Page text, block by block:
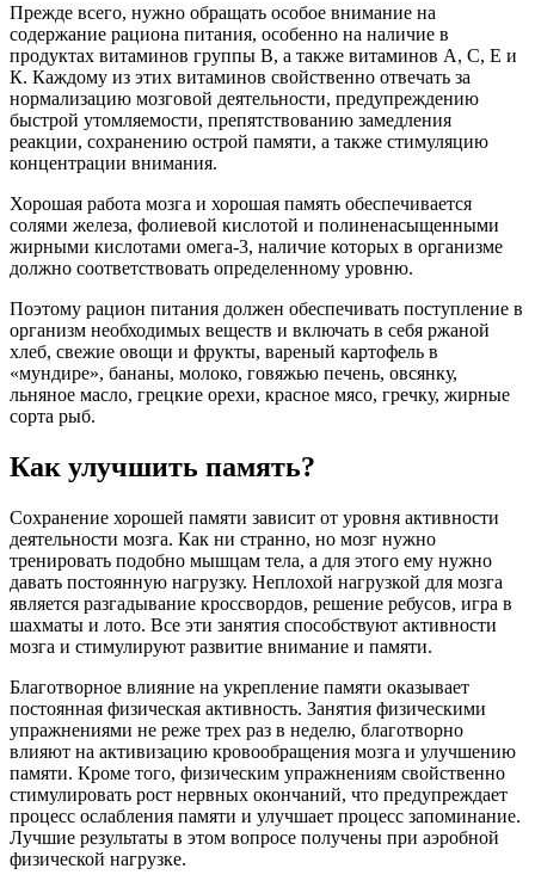
Прежде всего, нужно обращать особое внимание на
содержание рациона питания, особенно на наличие в
продуктах витаминов группы В, а также витаминов А, С, Е и
К. Каждому из этих витаминов свойственно отвечать за
нормализацию мозговой деятельности, предупреждению
быстрой утомляемости, препятствованию замедления
реакции, сохранению острой памяти, а также стимуляцию
концентрации внимания.
Хорошая работа мозга и хорошая память обеспечивается
солями железа, фолиевой кислотой и полиненасыщенными
жирными кислотами омега-3, наличие которых в организме
должно соответствовать определенному уровню.
Поэтому рацион питания должен обеспечивать поступление в
организм необходимых веществ и включать в себя ржаной
хлеб, свежие овощи и фрукты, вареный картофель в
«мундире», бананы, молоко, говяжью печень, овсянку,
льняное масло, грецкие орехи, красное мясо, гречку, жирные
сорта рыб.
Как улучшить память?
Сохранение хорошей памяти зависит от уровня активности
деятельности мозга. Как ни странно, но мозг нужно
тренировать подобно мышцам тела, а для этого ему нужно
давать постоянную нагрузку. Неплохой нагрузкой для мозга
является разгадывание кроссвордов, решение ребусов, игра в
шахматы и лото. Все эти занятия способствуют активности
мозга и стимулируют развитие внимание и памяти.
Благотворное влияние на укрепление памяти оказывает
постоянная физическая активность. Занятия физическими
упражнениями не реже трех раз в неделю, благотворно
влияют на активизацию кровообращения мозга и улучшению
памяти. Кроме того, физическим упражнениям свойственно
стимулировать рост нервных окончаний, что предупреждает
процесс ослабления памяти и улучшает процесс запоминание.
Лучшие результаты в этом вопросе получены при аэробной
физической нагрузке.